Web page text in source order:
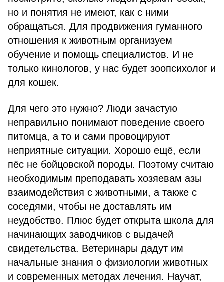
но и понятия не имеют, как с ними
обращаться. Для продвижения гуманного
отношения к животным организуем
обучение и помощь специалистов. И не
только кинологов, у нас будет зоопсихолог и
для кошек.
Для чего это нужно? Люди зачастую
неправильно понимают поведение своего
питомца, а то и сами провоцируют
неприятные ситуации. Хорошо ещё, если
пёс не бойцовской породы. Поэтому считаю
необходимым преподавать хозяевам азы
взаимодействия с животными, а также с
соседями, чтобы не доставлять им
неудобство. Плюс будет открыта школа для
начинающих заводчиков с выдачей
свидетельства. Ветеринары дадут им
начальные знания о физиологии животных
и современных методах лечения. Научат,